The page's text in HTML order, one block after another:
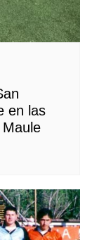
en las